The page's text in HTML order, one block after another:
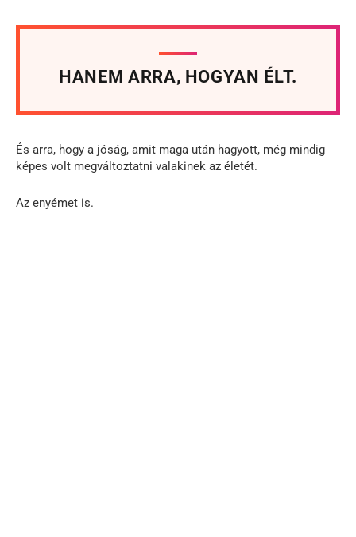
HANEM ARRA, HOGYAN ÉLT.
És arra, hogy a jóság, amit maga után hagyott, még mindig
képes volt megváltoztatni valakinek az életét.
Az enyémet is.